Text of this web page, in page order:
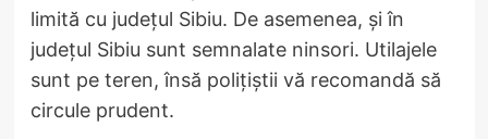
limită cu județul Sibiu. De asemenea, și în
județul Sibiu sunt semnalate ninsori. Utilajele
sunt pe teren, însă polițiștii vă recomandă să
circule prudent.